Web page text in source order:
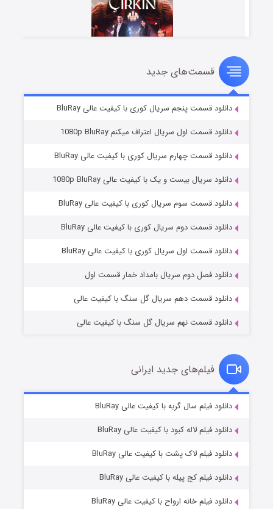
سریال زشت
قسمت۲ (زیرنویس) منتشر شد
مردگان متحرک: شهر مرده ۳
قسمت۲ (زیرنویس) منتشر شد
قسمت۷ (زیرنویس) منتشر شد
قسمت‌های جدید
دانلود قسمت پنجم سریال کوری با کیفیت عالی BluRay
دانلود قسمت اول سریال اعتراف میکنم 1080p BluRay
دانلود قسمت چهارم سریال کوری با کیفیت عالی BluRay
دانلود سریال بیست و یک با کیفیت عالی 1080p BluRay
دانلود قسمت سوم سریال کوری با کیفیت عالی BluRay
دانلود قسمت دوم سریال کوری با کیفیت عالی BluRay
دانلود قسمت اول سریال کوری با کیفیت عالی BluRay
دانلود فصل دوم سریال بامداد خمار قسمت اول
دانلود قسمت دهم سریال گل سنگ با کیفیت عالی
دانلود قسمت نهم سریال گل سنگ با کیفیت عالی
فیلم‌های جدید ایرانی
دانلود فیلم سال گربه با کیفیت عالی BluRay
دانلود فیلم لاله کبود با کیفیت عالی BluRay
دانلود فیلم لاک پشت با کیفیت عالی BluRay
دانلود فیلم کج‌ پیله با کیفیت عالی BluRay
دانلود فیلم خانه ارواح با کیفیت عالی BluRay